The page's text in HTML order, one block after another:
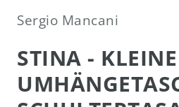
Sergio Mancani
STINA - KLEINE